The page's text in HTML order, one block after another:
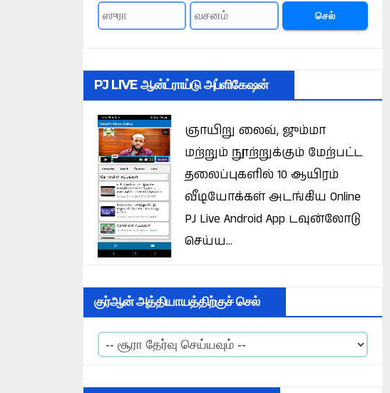
செல்
PJ LIVE ஆன்ட்ராய்டு அப்ளிகேஷன்
ஞாயிறு லைவ், ஜும்மா
மற்றும் நூற்றுக்கும் மேற்பட்ட
தலைப்புகளில் 10 ஆயிரம்
வீடியோக்கள் அடங்கிய Online
PJ Live Android App டவுன்லோடு
செய்ய...
குர்ஆன் அத்தியாயத்திற்குச் செல்